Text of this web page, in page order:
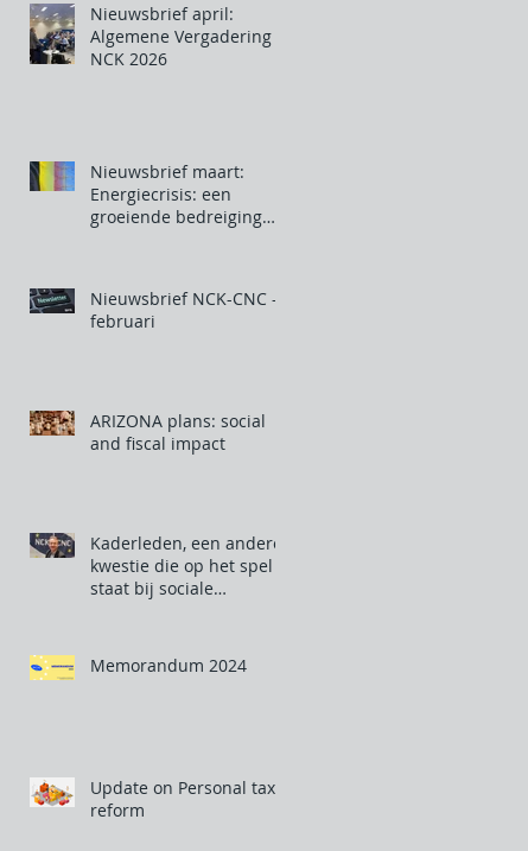
Nieuwsbrief april:
Algemene Vergadering
NCK 2026
Nieuwsbrief maart:
Energiecrisis: een
groeiende bedreiging
Nieuwsbrief NCK-CNC -
februari
ARIZONA plans: social
and fiscal impact
Kaderleden, een andere
kwestie die op het spel
staat bij sociale
Memorandum 2024
Update on Personal tax
reform